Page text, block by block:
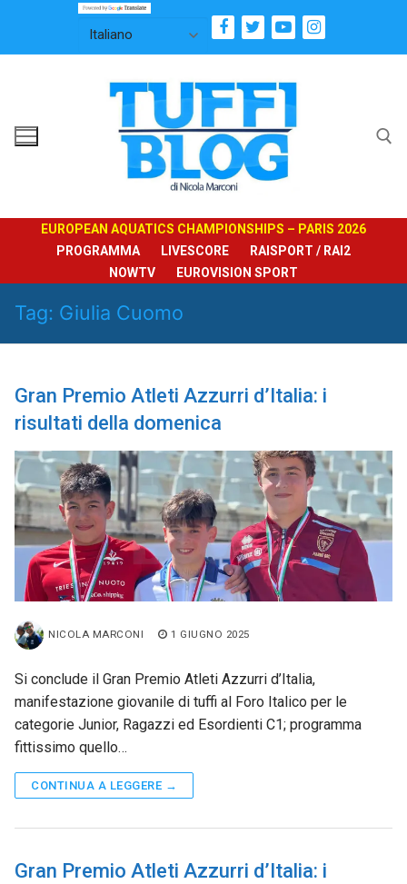
contenuto
EUROPEAN AQUATICS CHAMPIONSHIPS – PARIS 2026
PROGRAMMA
LIVESCORE
RAISPORT / RAI2
NOWTV
EUROVISION SPORT
Tag: Giulia Cuomo
Gran Premio Atleti Azzurri d’Italia: i
risultati della domenica
NICOLA MARCONI 1 GIUGNO 2025
Si conclude il Gran Premio Atleti Azzurri d’Italia,
manifestazione giovanile di tuffi al Foro Italico per le
categorie Junior, Ragazzi ed Esordienti C1; programma
fittissimo quello…
CONTINUA A LEGGERE →
Gran Premio Atleti Azzurri d’Italia: i